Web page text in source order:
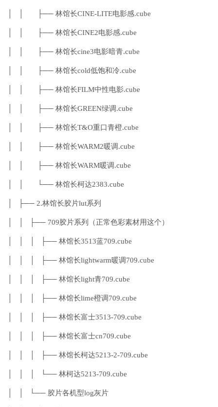
│ │ ├── 林馆长CINE-LITE电影感.cube
│ │ ├── 林馆长CINE2电影感.cube
│ │ ├── 林馆长cine3电影暗青.cube
│ │ ├── 林馆长cold低饱和冷.cube
│ │ ├── 林馆长FILM中性电影.cube
│ │ ├── 林馆长GREEN绿调.cube
│ │ ├── 林馆长T&O重口青橙.cube
│ │ ├── 林馆长WARM2暖调.cube
│ │ ├── 林馆长WARM暖调.cube
│ │ └── 林馆长柯达2383.cube
│ ├── 2.林馆长胶片lut系列
│ │ ├── 709胶片系列（正常色彩素材用这个）
│ │ │ ├── 林馆长3513蓝709.cube
│ │ │ ├── 林馆长lightwarm暖调709.cube
│ │ │ ├── 林馆长light青709.cube
│ │ │ ├── 林馆长lime橙调709.cube
│ │ │ ├── 林馆长富士3513-709.cube
│ │ │ ├── 林馆长富士cn709.cube
│ │ │ ├── 林馆长柯达5213-2-709.cube
│ │ │ └── 林柯达5213-709.cube
│ │ └── 胶片各机型log灰片